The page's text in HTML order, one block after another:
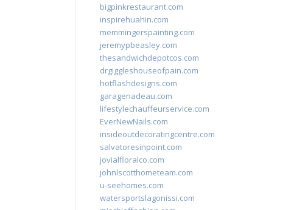
bigpinkrestaurant.com
inspirehuahin.com
memmingerspainting.com
jeremypbeasley.com
thesandwichdepotcos.com
drgiggleshouseofpain.com
hotflashdesigns.com
garagenadeau.com
lifestylechauffeurservice.com
EverNewNails.com
insideoutdecoratingcentre.com
salvatoresinpoint.com
jovialfloralco.com
johnlscotthometeam.com
u-seehomes.com
watersportslagonissi.com